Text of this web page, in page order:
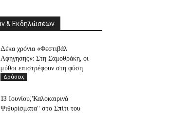
& Εκδηλώσεων
Δέκα χρόνια «Φεστιβάλ
Αφήγησης»: Στη Σαμοθράκη, οι
μύθοι επιστρέφουν στη φύση
Δράσεις
13 Ιουνίου,”Καλοκαιρινά
Ψιθυρίσματα” στο Σπίτι του